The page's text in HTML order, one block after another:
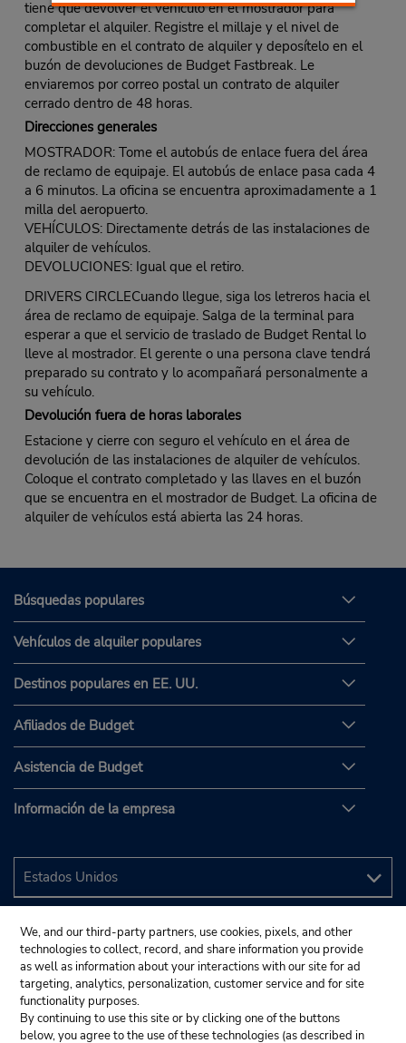
tiene que devolver el vehículo en el mostrador para
completar el alquiler. Registre el millaje y el nivel de
combustible en el contrato de alquiler y deposítelo en el
buzón de devoluciones de Budget Fastbreak. Le
enviaremos por correo postal un contrato de alquiler
cerrado dentro de 48 horas.
Direcciones generales
MOSTRADOR: Tome el autobús de enlace fuera del área
de reclamo de equipaje. El autobús de enlace pasa cada 4
a 6 minutos. La oficina se encuentra aproximadamente a 1
milla del aeropuerto.
VEHÍCULOS: Directamente detrás de las instalaciones de
alquiler de vehículos.
DEVOLUCIONES: Igual que el retiro.
DRIVERS CIRCLECuando llegue, siga los letreros hacia el
área de reclamo de equipaje. Salga de la terminal para
esperar a que el servicio de traslado de Budget Rental lo
lleve al mostrador. El gerente o una persona clave tendrá
preparado su contrato y lo acompañará personalmente a
su vehículo.
Devolución fuera de horas laborales
Estacione y cierre con seguro el vehículo en el área de
devolución de las instalaciones de alquiler de vehículos.
Coloque el contrato completado y las llaves en el buzón
que se encuentra en el mostrador de Budget. La oficina de
alquiler de vehículos está abierta las 24 horas.
Búsquedas populares
Vehículos de alquiler populares
Destinos populares en EE. UU.
Afiliados de Budget
Asistencia de Budget
Información de la empresa
We, and our third-party partners, use cookies, pixels, and other
technologies to collect, record, and share information you provide
as well as information about your interactions with our site for ad
targeting, analytics, personalization, customer service and for site
functionality purposes.
By continuing to use this site or by clicking one of the buttons
below, you agree to the use of these technologies (as described in